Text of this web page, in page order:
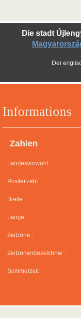
Informations
Zahlen
Landesvorwahl :
Postleitzahl :
Breite :
Länge :
Zeitzone :
Zeitzonenbezeichner :
Sommerzeit :
Die stadt
Der